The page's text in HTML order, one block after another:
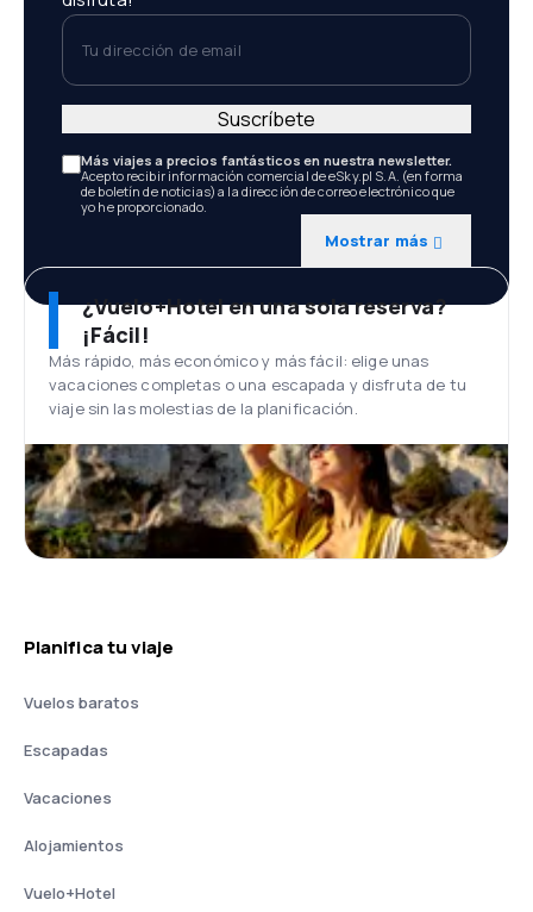
Tu dirección de email
Más viajes a precios fantásticos en nuestra newsletter.
Acepto recibir información comercial de eSky.pl S.A. (en forma
de boletín de noticias) a la dirección de correo electrónico que
yo he proporcionado.
Mostrar más
Suscríbete
¿Vuelo+Hotel en una sola reserva?
¡Fácil!
Más rápido, más económico y más fácil: elige unas
vacaciones completas o una escapada y disfruta de tu
viaje sin las molestias de la planificación.
Planifica tu viaje
Vuelos baratos
Escapadas
Vacaciones
Alojamientos
Vuelo+Hotel